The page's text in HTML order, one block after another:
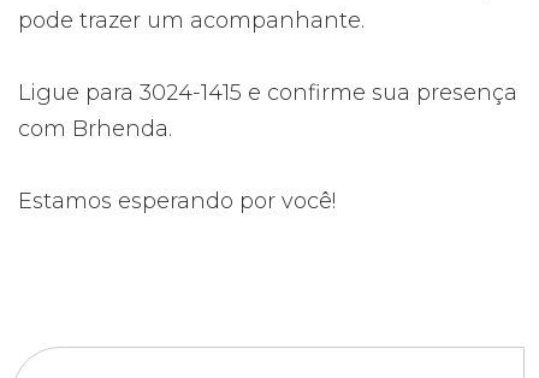
pode trazer um acompanhante.
Ligue para 3024-1415 e confirme sua presença
com Brhenda.
Estamos esperando por você!